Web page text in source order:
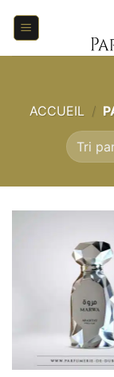
ACCUEIL /